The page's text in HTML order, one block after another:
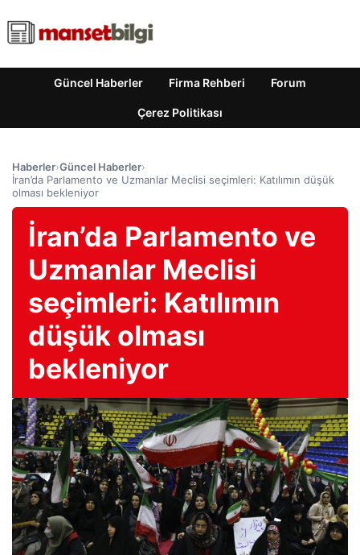
Güncel Haberler Firma Rehberi Forum
Çerez Politikası
Haberler›Güncel Haberler›
İran’da Parlamento ve Uzmanlar Meclisi seçimleri: Katılımın düşük
olması bekleniyor
İran’da Parlamento ve
Uzmanlar Meclisi
seçimleri: Katılımın
düşük olması
bekleniyor